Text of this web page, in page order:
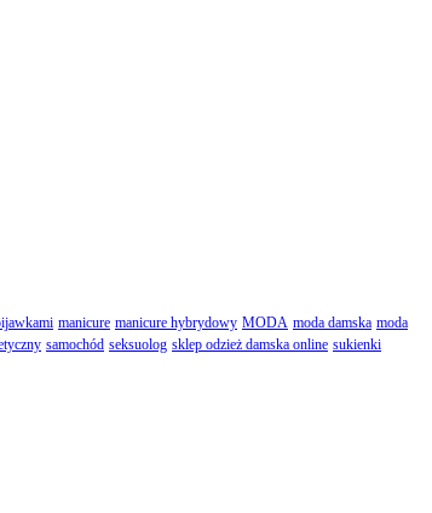
manicure manicure hybrydowy MODA moda damska moda
samochód seksuolog sklep odzież damska online sukienki